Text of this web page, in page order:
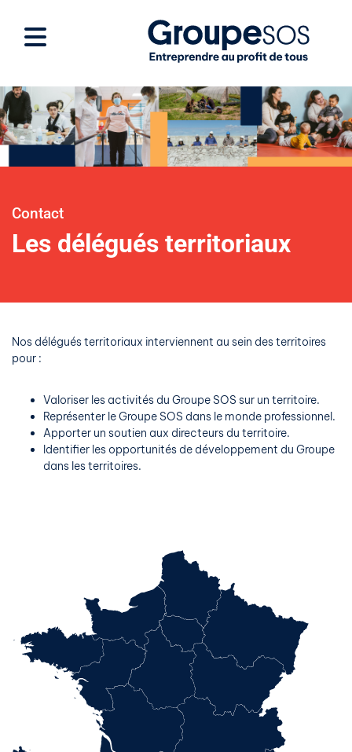
Contact
Les délégués territoriaux
Nos délégués territoriaux interviennent au sein des territoires
pour :
Valoriser les activités du Groupe SOS sur un territoire.
Représenter le Groupe SOS dans le monde professionnel.
Apporter un soutien aux directeurs du territoire.
Identifier les opportunités de développement du Groupe
dans les territoires.